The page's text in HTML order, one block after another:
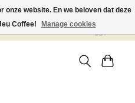
Aanmelden / Inloggen
website. En we beloven dat deze
Coffee!
Manage cookies